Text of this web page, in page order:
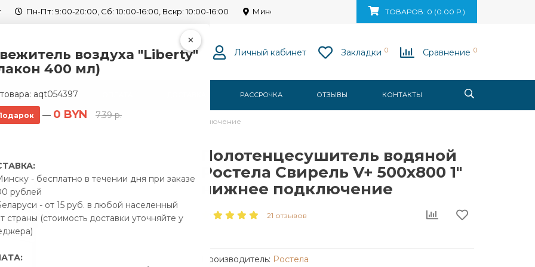
×
воздуха "Liberty"
400 мл)
aqt054397
— 0 BYN 7.39 р.
- бесплатно в течении дня при заказе
рублей
- от 15 руб. в любой населенный
страны (стоимость доставки уточняйте у
Пн-Пт: 9:00-20:00, Сб: 10:00-16:00, Вскр: 10:00-16:00 Минск, ул. Ваупшасова, д. 10, пом. 131ТОВАРОВ: 0 (0.00 Р.)
Личный кабинет Закладки 0 Сравнение 0
О НАС РАССРОЧКА ОТЗЫВЫ КОНТАКТЫ
Ростела Свирель V+ 500x800 1" нижнее подключение
Полотенцесушитель водяной
Ростела Свирель V+ 500x800 1"
нижнее подключение
21 отзывов
Производитель: Ростела